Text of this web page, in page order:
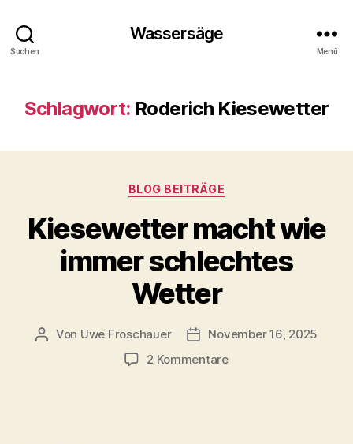
Suchen
Wassersäge
Menü
Schlagwort: Roderich Kiesewetter
Kategorien
BLOG BEITRÄGE
Kiesewetter macht wie
immer schlechtes
Wetter
Beitragsautor
Von Uwe Froschauer Beitragsdatum
November 16, 2025
2 Kommentarezu